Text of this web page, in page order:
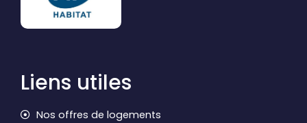
Liens utiles
Nos offres de logements